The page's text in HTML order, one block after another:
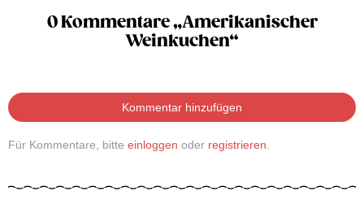
0 Kommentare „Amerikanischer
Weinkuchen“
Kommentar hinzufügen
Für Kommentare, bitte einloggen oder registrieren.